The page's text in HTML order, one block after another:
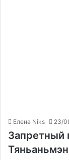
Елена Niks 23/
Запретный